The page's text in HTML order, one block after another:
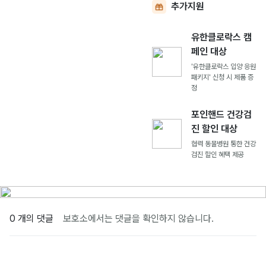
추가지원
유한클로락스 캠
페인 대상
'유한클로락스 입양 응원
패키지' 신청 시 제품 증
정
포인핸드 건강검
진 할인 대상
협력 동물병원 통한 건강
검진 할인 혜택 제공
0 개의 댓글 보호소에서는 댓글을 확인하지 않습니다.